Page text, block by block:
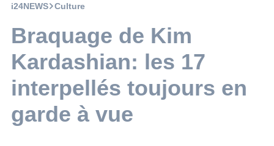
i24NEWS Culture
Braquage de Kim
Kardashian: les 17
interpellés toujours en
garde à vue